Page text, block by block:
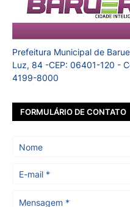
Prefeitura Municipal de
Luz, 84 -CEP: 06401-120 -
4199-8000
FORMULÁRIO DE CONTATO